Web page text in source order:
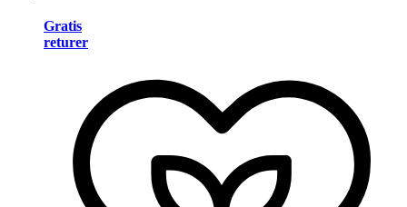
Gratis
returer